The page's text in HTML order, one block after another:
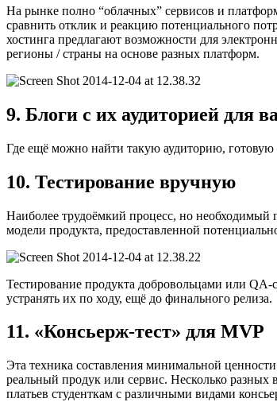
На рынке полно “облачных” сервисов и
сравнить отклик и реакцию потенциального
хостинга предлагают возможности для
регионы / страны на основе разных платформ.
9. Блоги с их аудиторией для
Где ещё можно найти такую аудиторию, готовую
10. Тестирование вручную
Наиболее трудоёмкий процесс, но необходимый
модели продукта, предоставленной
Тестирование продукта добровольцами или
устранять их по ходу, ещё до финального релиза.
11. «Консьерж-тест» для MVP
Эта техника составления минимальной
реальный продук или сервис. Несколько разных
платьев студенткам с различными видами